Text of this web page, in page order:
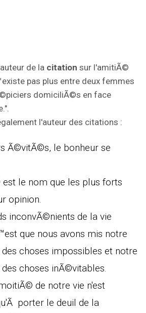
de la citation sur l'amitiÃ©
pas plus entre deux femmes
domiciliÃ©s en face
l'auteur des citations :
Ã©vitÃ©s, le bonheur se
le nom que les plus forts
opinion.
inconvÃ©nients de la vie
que nous avons mis notre
choses impossibles et notre
choses inÃ©vitables.
de notre vie n'est
porter le deuil de la